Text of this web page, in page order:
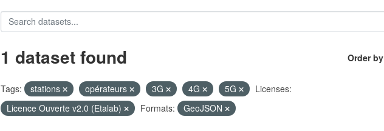
Order by
1 dataset found
Tags: stations opérateurs 3G 4G 5G
Licenses:
Licence Ouverte v2.0 (Etalab)
Formats: GeoJSON